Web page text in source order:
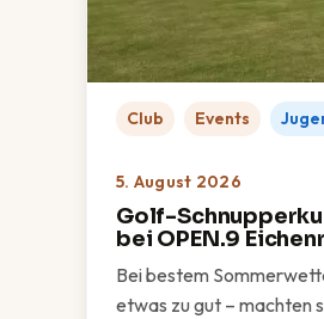
Club Events
5. August 2026
Golf-
bei OPEN.9
Bei bestem
etwas zu gut – machten